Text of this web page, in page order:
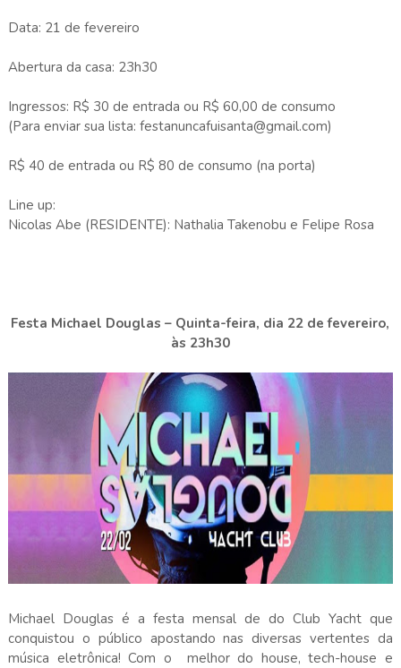
Data: 21 de fevereiro
Abertura da casa: 23h30
Ingressos: R$ 30 de entrada ou R$ 60,00 de consumo
(Para enviar sua lista: festanuncafuisanta@gmail.com)
R$ 40 de entrada ou R$ 80 de consumo (na porta)
Line up:
Nicolas Abe (RESIDENTE): Nathalia Takenobu e Felipe Rosa
Festa Michael Douglas – Quinta-feira, dia 22 de fevereiro,
às 23h30
Michael Douglas é a festa mensal de do Club Yacht que
conquistou o público apostando nas diversas vertentes da
música eletrônica! Com o melhor do house, tech-house e